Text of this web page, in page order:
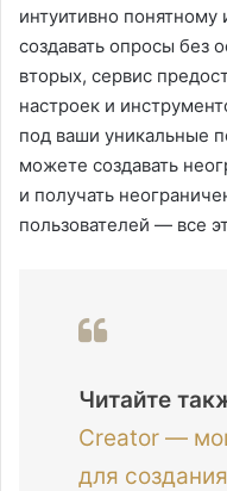
интуитивно понятному
создавать опросы без
вторых, сервис
настроек и
под ваши уникальные
можете создавать
и получать
пользователей — все
Читайте
Creator —
для